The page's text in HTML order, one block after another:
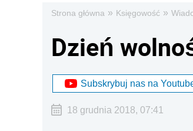
Strona główna » Księgowość »
Dzień
Subskrybuj nas na
18 grudnia 2018, 07:41